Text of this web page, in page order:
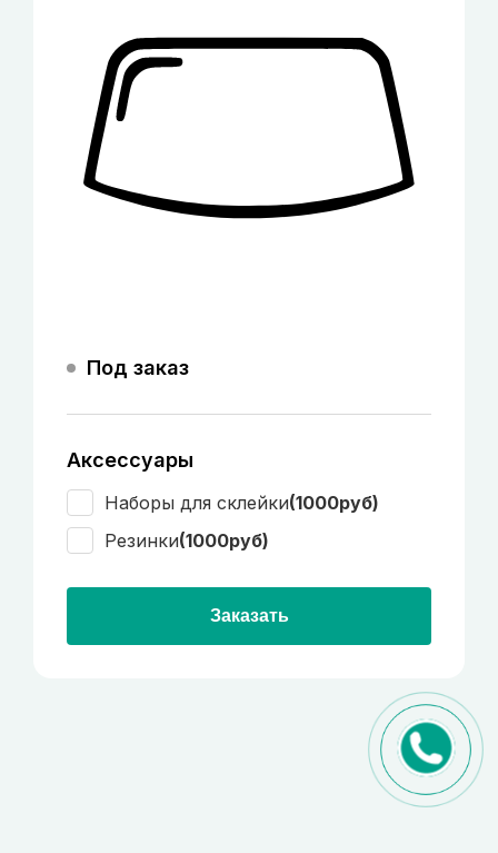
Под заказ
Аксессуары
Наборы для склейки(1000руб)
Резинки(1000руб)
Заказать